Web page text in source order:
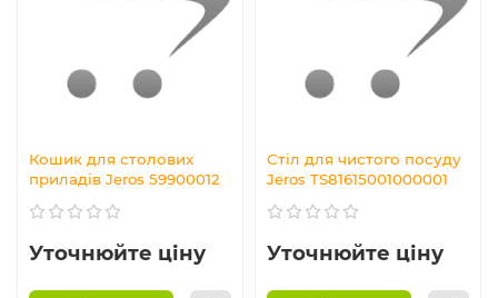
Кошик для столових
приладів Jeros 59900012
Уточнюйте ціну
Стіл для чистого посуду
Jeros TS81615001000001
Уточнюйте ціну